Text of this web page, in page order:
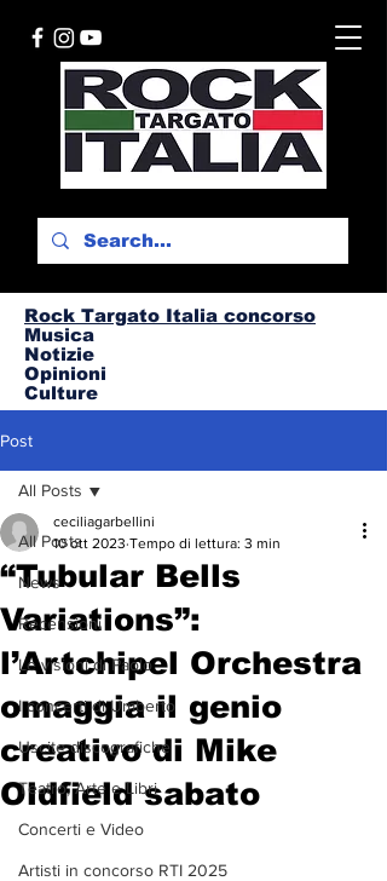
Rock Targato Italia concorso
Musica
Notizie
Opinioni
Culture
Post
All Posts
News
Recensioni
Le visioni di Paolo
I concerti di Umberto
Uscite discografiche
Teatro, Arte e Libri
Concerti e Video
Artisti in concorso RTI 2025
All Posts
“Tubular Bells
Variations”:
l’Artchipel Orchestra
omaggia il genio
creativo di Mike
Oldfield sabato
ceciliagarbellini
10 ott 2023 Tempo di lettura: 3 min